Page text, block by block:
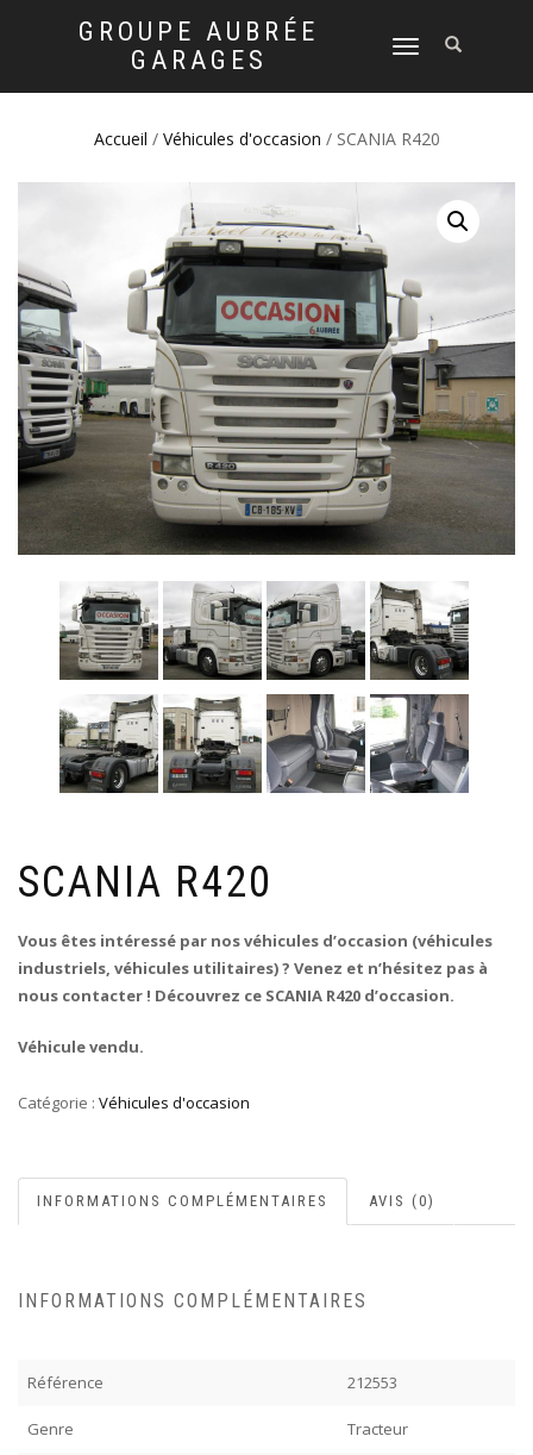
GROUPE AUBRÉE
GARAGES
DÉPLIER
NAVIGATION
Accueil / Véhicules d'occasion / SCANIA R420
SCANIA R420
Vous êtes intéressé par nos véhicules d’occasion (véhicules
industriels, véhicules utilitaires) ? Venez et n’hésitez pas à
nous contacter ! Découvrez ce SCANIA R420 d’occasion.
Véhicule vendu.
Catégorie : Véhicules d'occasion
INFORMATIONS COMPLÉMENTAIRES AVIS (0)
INFORMATIONS COMPLÉMENTAIRES
Référence 212553
Genre Tracteur